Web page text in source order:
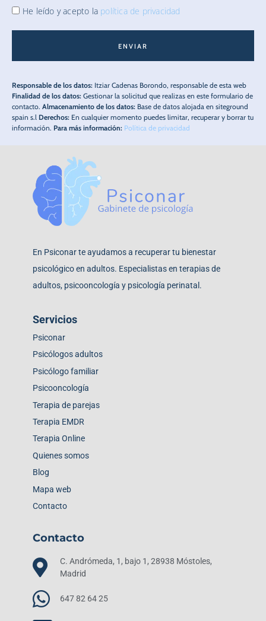
He leído y acepto la política de privacidad
ENVIAR
Responsable de los datos: Itziar Cadenas Borondo, responsable de esta web
Finalidad de los datos: Gestionar la solicitud que realizas en este formulario de
contacto. Almacenamiento de los datos: Base de datos alojada en siteground
spain s.l Derechos: En cualquier momento puedes limitar, recuperar y borrar tu
información. Para más información: Política de privacidad
En Psiconar te ayudamos a recuperar tu bienestar
psicológico en adultos. Especialistas en terapias de
adultos, psicooncología y psicología perinatal.
Servicios
Psiconar
Psicólogos adultos
Psicólogo familiar
Psicooncología
Terapia de parejas
Terapia EMDR
Terapia Online
Quienes somos
Blog
Mapa web
Contacto
Contacto
C. Andrómeda, 1, bajo 1, 28938 Móstoles,
Madrid
647 82 64 25